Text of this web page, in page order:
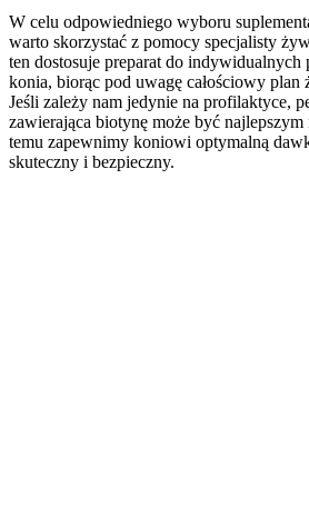
W celu odpowiedniego wyboru
warto skorzystać z pomocy specjalisty
ten dostosuje preparat do indywidualnych
konia, biorąc pod uwagę całościowy
Jeśli zależy nam jedynie na profilaktyce,
zawierająca biotynę może być
temu zapewnimy koniowi optymalną
skuteczny i bezpieczny.